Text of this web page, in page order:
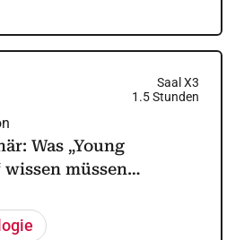
Saal X3
1.5Stunden
Was „Young
wissen müssen…